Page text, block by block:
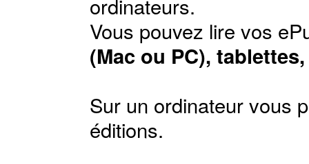
ordinateurs.
Vous pouvez lire vos
(Mac ou PC),
Sur un ordinateur vous
éditions.